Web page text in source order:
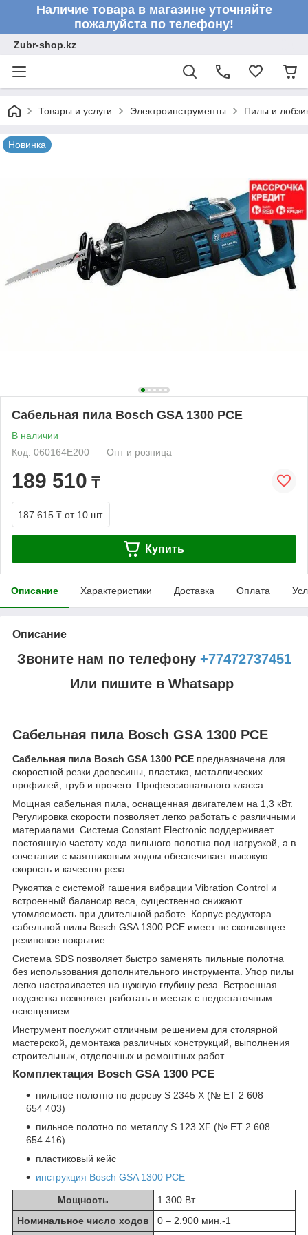
Наличие товара в магазине уточняйте
пожалуйста по телефону!
Zubr-shop.kz
Товары и услуги Электроинструменты Пилы и
Новинка
Сабельная пила Bosch GSA 1300 PCE
В наличии
Код: 060164E200
Опт и розница
189 510 ₸
187 615 ₸ от 10 шт.
Купить
Описание Характеристики Доставка Оплата
Описание
Звоните нам по телефону +77472737451
Или пишите в Whatsapp
Сабельная пила Bosch GSA 1300 PCE
Сабельная пила Bosch GSA 1300 PCE предназначена для
скоростной резки древесины, пластика, металлических
профилей, труб и прочего. Профессионального класса.
Мощная сабельная пила, оснащенная двигателем на 1,3 кВт.
Регулировка скорости позволяет легко работать с различными
материалами. Система Constant Electronic поддерживает
постоянную частоту хода пильного полотна под нагрузкой, а в
сочетании с маятниковым ходом обеспечивает высокую
скорость и качество реза.
Рукоятка с системой гашения вибрации Vibration Control и
встроенный балансир веса, существенно снижают
утомляемость при длительной работе. Корпус редуктора
сабельной пилы Bosch GSA 1300 PCE имеет не скользящее
резиновое покрытие.
Система SDS позволяет быстро заменять пильные полотна
без использования дополнительного инструмента. Упор пилы
легко настраивается на нужную глубину реза. Встроенная
подсветка позволяет работать в местах с недостаточным
освещением.
Инструмент послужит отличным решением для столярной
мастерской, демонтажа различных конструкций, выполнения
строительных, отделочных и ремонтных работ.
Комплектация Bosch GSA 1300 PCE
пильное полотно по дереву S 2345 X (№ ET 2 608
654 403)
пильное полотно по металлу S 123 XF (№ ET 2 608
654 416)
пластиковый кейс
инструкция Bosch GSA 1300 PCE
Мощность
1 300 Вт
Номинальное число ходов
0 – 2.900 мин.-1